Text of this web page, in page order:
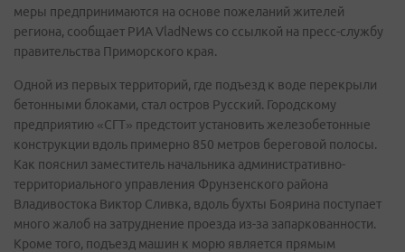
меры предпринимаются на основе пожеланий жителей
региона, сообщает РИА VladNews со ссылкой на пресс-службу
правительства Приморского края.
Одной из первых территорий, где подъезд к воде перекрыли
бетонными блоками, стал остров Русский. Городскому
предприятию «СГТ» предстоит установить железобетонные
конструкции вдоль примерно 850 метров береговой полосы.
Как пояснил заместитель начальника административно-
территориального управления Фрунзенского района
Владивостока Виктор Сливка, вдоль бухты Боярина поступает
много жалоб на затруднение проезда из-за запаркованности.
Кроме того, подъезд машин к морю является прямым